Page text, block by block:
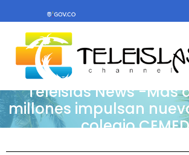
Teleislas News -Más
millones impulsan
colegio CEMED